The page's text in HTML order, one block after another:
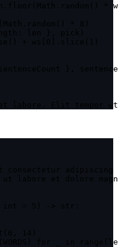
*
},
labore. Elit tempor
labore et dolore
for _ in